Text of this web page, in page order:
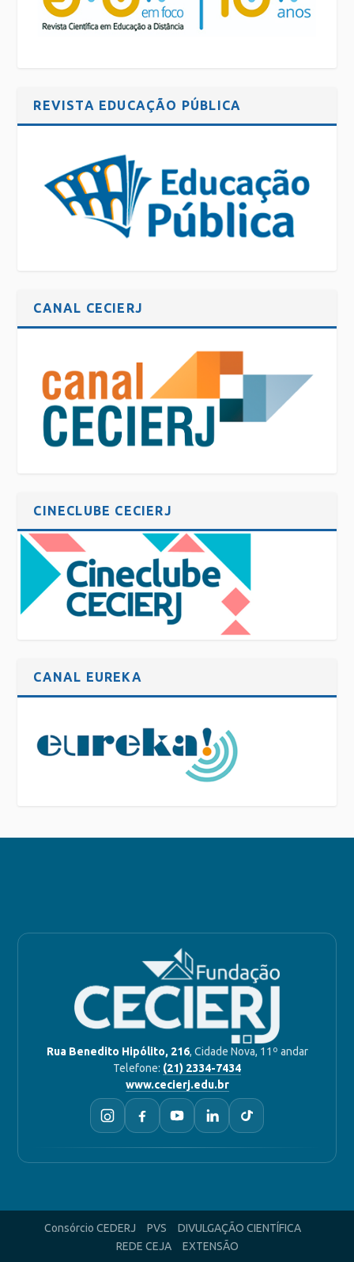
REVISTA EDUCAÇÃO PÚBLICA
CANAL CECIERJ
CINECLUBE CECIERJ
CANAL EUREKA
Rua Benedito Hipólito, 216, Cidade Nova, 11º andar
Telefone: (21) 2334-7434
www.cecierj.edu.br
Consórcio CEDERJ PVS
DIVULGAÇÃO CIENTÍFICA
REDE CEJA
EXTENSÃO